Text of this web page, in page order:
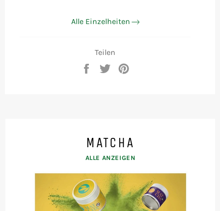
Alle Einzelheiten
Teilen
Auf
Auf
MATCHA
ALLE ANZEIGEN